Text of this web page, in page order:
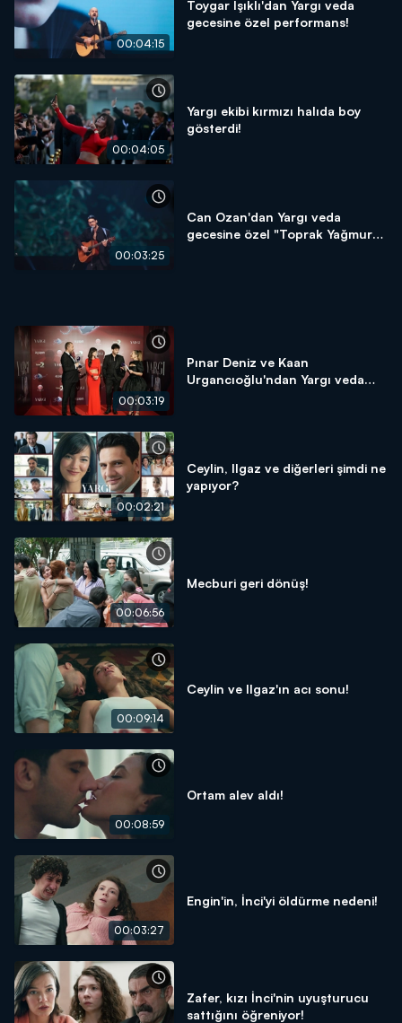
00:04:15
Toygar Işıklı'dan Yargı veda
gecesine özel performans!
00:04:05
Yargı ekibi kırmızı halıda boy
gösterdi!
00:03:25
Can Ozan'dan Yargı veda
gecesine özel "Toprak Yağmura"
00:03:19
Pınar Deniz ve Kaan
Urgancıoğlu'ndan Yargı veda
00:02:21
Ceylin, Ilgaz ve diğerleri şimdi ne
yapıyor?
00:06:56
Mecburi geri dönüş!
00:09:14
Ceylin ve Ilgaz'ın acı sonu!
00:08:59
Ortam alev aldı!
00:03:27
Engin'in, İnci'yi öldürme nedeni!
Zafer, kızı İnci'nin uyuşturucu
sattığını öğreniyor!